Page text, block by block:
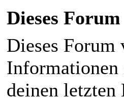
Dieses
Dieses Forum
Informationen
deinen letzten